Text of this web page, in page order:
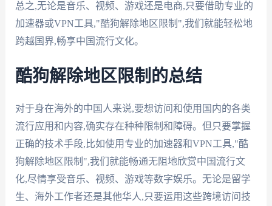
总之,无论是音乐、视频、游戏还是电商,只要借助专业的
加速器或VPN工具,"酷狗解除地区限制",我们就能轻松地
跨越国界,畅享中国流行文化。
酷狗解除地区限制的总结
对于身在海外的中国人来说,要想访问和使用国内的各类
流行应用和内容,确实存在种种限制和障碍。但只要掌握
正确的技术手段,比如使用专业的加速器和VPN工具,"酷
狗解除地区限制",我们就能畅通无阻地欣赏中国流行文
化,尽情享受音乐、视频、游戏等数字娱乐。无论是留学
生、海外工作者还是其他华人,只要运用这些跨境访问技